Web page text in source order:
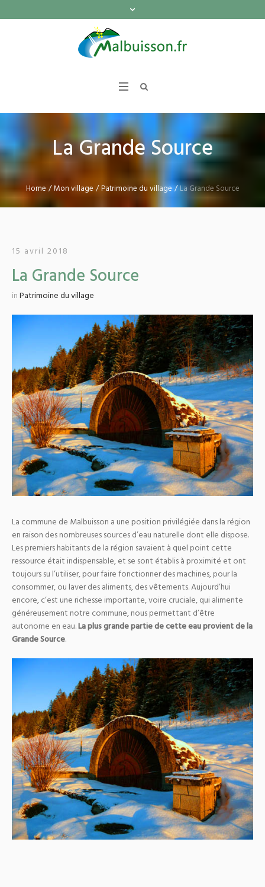
La Grande Source
Home /Mon village /Patrimoine du village /La Grande Source
15 avril 2018
La Grande Source
inPatrimoine du village
La commune de Malbuisson a une position privilégiée dans la région
en raison des nombreuses sources d’eau naturelle dont elle dispose.
Les premiers habitants de la région savaient à quel point cette
ressource était indispensable, et se sont établis à proximité et ont
toujours su l’utiliser, pour faire fonctionner des machines, pour la
consommer, ou laver des aliments, des vêtements. Aujourd’hui
encore, c’est une richesse importante, voire cruciale, qui alimente
généreusement notre commune, nous permettant d’être
autonome en eau.La plus grande partie de cette eau provient de la
Grande Source.